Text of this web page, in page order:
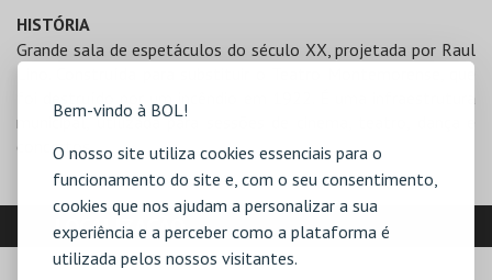
Bem-vindo à BOL!
O nosso site utiliza cookies essenciais para o
funcionamento do site e, com o seu consentimento,
cookies que nos ajudam a personalizar a sua
experiência e a perceber como a plataforma é
utilizada pelos nossos visitantes.
HISTÓRIA
Grande sala de espetáculos do século XX, projetada por Raul
foi destruído por um incêndio em 1922. É uma infraestrutura
municipal, utilizada para sessões de cinema, teatro, dança e
concertos.
LOCALIZAÇÃO